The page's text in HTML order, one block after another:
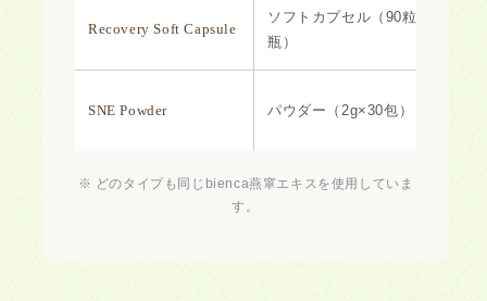
Recovery Soft Capsule
ソフトカプセル（90粒×1
瓶）
SNE Powder パウダー（2g×30包）
※ どのタイプも同じbienca燕窧エキスを使用していま
す。